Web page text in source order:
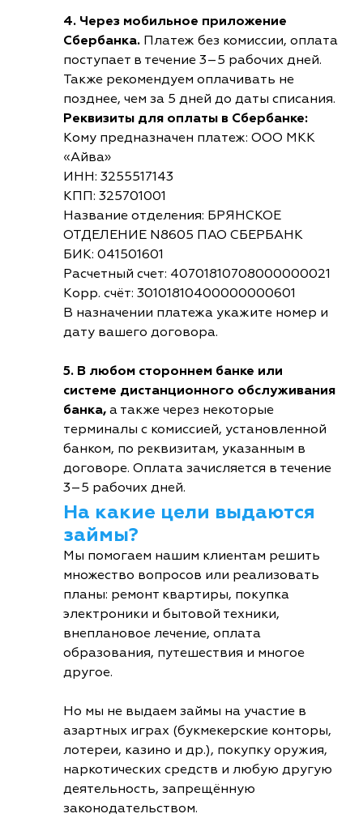
4. Через мобильное приложение
Сбербанка. Платеж без комиссии, оплата
поступает в течение 3–5 рабочих дней.
Также рекомендуем оплачивать не
позднее, чем за 5 дней до даты списания.
Реквизиты для оплаты в Сбербанке:
Кому предназначен платеж: ООО МКК
«Айва»
ИНН: 3255517143
КПП: 325701001
Название отделения: БРЯНСКОЕ
ОТДЕЛЕНИЕ N8605 ПАО СБЕРБАНК
БИК: 041501601
Расчетный счет: 40701810708000000021
Корр. счёт: 30101810400000000601
В назначении платежа укажите номер и
дату вашего договора.
5. В любом стороннем банке или
системе дистанционного обслуживания
банка, а также через некоторые
терминалы с комиссией, установленной
банком, по реквизитам, указанным в
договоре. Оплата зачисляется в течение
3–5 рабочих дней.
На какие цели выдаются
займы?
Мы помогаем нашим клиентам решить
множество вопросов или реализовать
планы: ремонт квартиры, покупка
электроники и бытовой техники,
внеплановое лечение, оплата
образования, путешествия и многое
другое.
Но мы не выдаем займы на участие в
азартных играх (букмекерские конторы,
лотереи, казино и др.), покупку оружия,
наркотических средств и любую другую
деятельность, запрещённую
законодательством.